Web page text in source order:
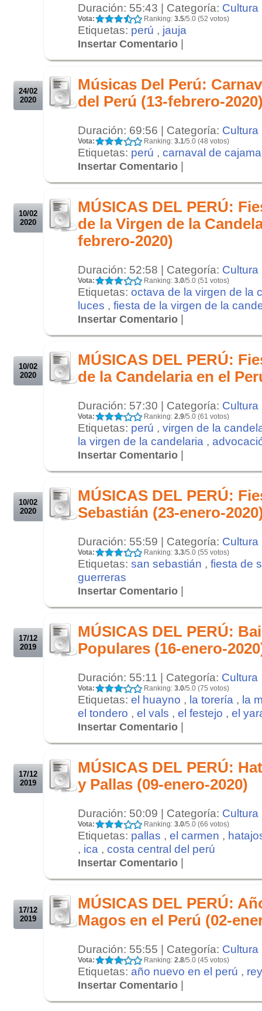
Duración: 55:43 | Categoría: Cultura
Vota: Ranking: 3.5/5.0 (52 votos)
Etiquetas: perú , jauja
Insertar Comentario |
24/02
2020
Músicas Del Perú:
del Perú (13-febrero-
Duración: 69:56 | Categoría: Cultura
Vota: Ranking: 3.1/5.0 (48 votos)
Etiquetas: perú , carnaval de
Insertar Comentario |
10/02
2020
MÚSICAS DEL PERÚ:
de la Virgen de la
febrero-2020)
Duración: 52:58 | Categoría: Cultura
Vota: Ranking: 3.0/5.0 (51 votos)
Etiquetas: octava de la virgen de la
luces , fiesta de la virgen de la
Insertar Comentario |
10/02
2020
MÚSICAS DEL PERÚ:
de la Candelaria en el
Duración: 57:30 | Categoría: Cultura
Vota: Ranking: 2.9/5.0 (61 votos)
Etiquetas: perú , virgen de la
la virgen de la candelaria ,
Insertar Comentario |
10/02
2020
MÚSICAS DEL PERÚ:
Sebastián (23-enero-
Duración: 55:59 | Categoría: Cultura
Vota: Ranking: 3.3/5.0 (55 votos)
Etiquetas: san sebastián , fiesta de
guerreras
Insertar Comentario |
17/12
2019
MÚSICAS DEL PERÚ:
Populares (16-enero-
Duración: 55:11 | Categoría: Cultura
Vota: Ranking: 3.0/5.0 (75 votos)
Etiquetas: el huayno , la torería , la
el tondero , el vals , el festejo , el
Insertar Comentario |
17/12
2019
MÚSICAS DEL PERÚ:
y Pallas (09-enero-2020)
Duración: 50:09 | Categoría: Cultura
Vota: Ranking: 3.0/5.0 (66 votos)
Etiquetas: pallas , el carmen ,
, ica , costa central del perú
Insertar Comentario |
17/12
2019
MÚSICAS DEL PERÚ:
Magos en el Perú (02-
Duración: 55:55 | Categoría: Cultura
Vota: Ranking: 2.8/5.0 (45 votos)
Etiquetas: año nuevo en el perú ,
Insertar Comentario |